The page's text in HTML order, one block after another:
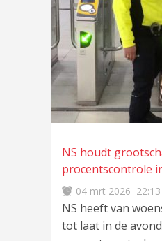
NS houdt
procentscontrole
04 mrt 2026 22:13
NS heeft van
tot laat in de